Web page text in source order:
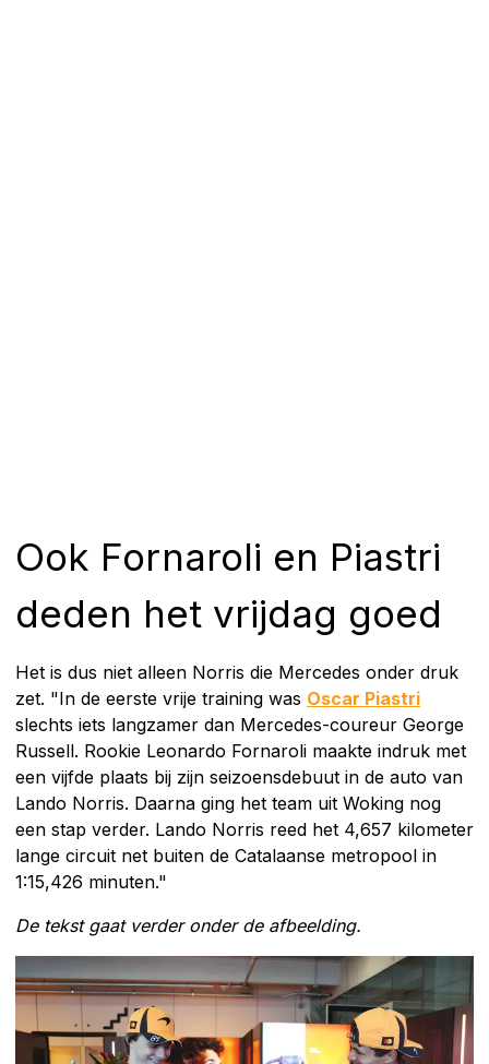
Ook Fornaroli en Piastri
deden het vrijdag goed
Het is dus niet alleen Norris die Mercedes onder druk
zet. "In de eerste vrije training was Oscar Piastri
slechts iets langzamer dan Mercedes-coureur George
Russell. Rookie Leonardo Fornaroli maakte indruk met
een vijfde plaats bij zijn seizoensdebuut in de auto van
Lando Norris. Daarna ging het team uit Woking nog
een stap verder. Lando Norris reed het 4,657 kilometer
lange circuit net buiten de Catalaanse metropool in
1:15,426 minuten."
De tekst gaat verder onder de afbeelding.